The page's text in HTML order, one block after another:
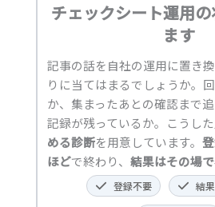
チェックシート運用
ます
記事の話を自社の運用に置き
りに当てはまるでしょうか。
か、集まったあとの確認まで
記録が残っているか。こうし
める診断を用意しています。
ほどで終わり、 結果はその場
登録不要 結